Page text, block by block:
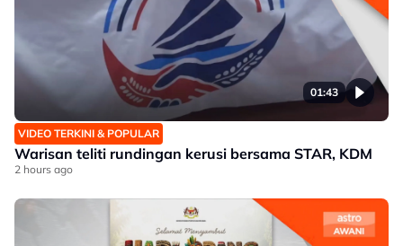
01:43
VIDEO TERKINI & POPULAR
Warisan teliti rundingan kerusi bersama STAR, KDM
2 hours ago